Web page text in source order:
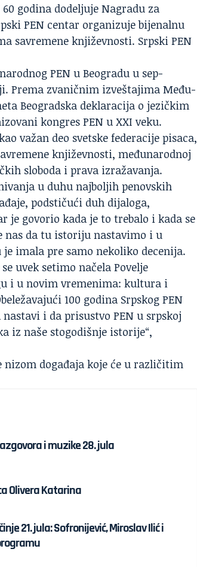
godina dodeljuje Nagradu za
PEN centar organizuje bijenalnu
savremene književnosti. Srpski PEN
PEN u Beogradu u sep-
Prema zvaničnim izveštajima Među-
Beogradska deklaracija o jezičkim
kongres PEN u XXI veku.
važan deo svetske federacije pisaca,
književnosti, međunarodnoj
sloboda i prava izražavanja.
u duhu najboljih penovskih
podstičući duh dijaloga,
je govorio kada je to trebalo i kada se
nas da tu istoriju nastavimo i u
imala pre samo nekoliko decenija.
uvek setimo načela Povelje
i u novim vremenima: kultura i
100 godina Srpskog PEN
i da prisustvo PEN u srpskoj
iz naše stogodišnje istorije“,
nizom događaja koje će u različitim
i muzike 28. jula
Olivera Katarina
21. jula: Sofronijević, Miroslav Ilić i